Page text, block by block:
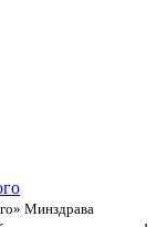
Минздрава